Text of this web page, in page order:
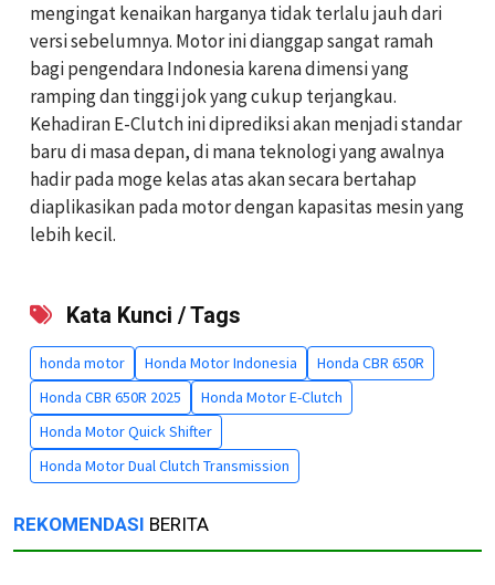
mengingat kenaikan harganya tidak terlalu jauh dari
versi sebelumnya. Motor ini dianggap sangat ramah
bagi pengendara Indonesia karena dimensi yang
ramping dan tinggi jok yang cukup terjangkau.
Kehadiran E-Clutch ini diprediksi akan menjadi standar
baru di masa depan, di mana teknologi yang awalnya
hadir pada moge kelas atas akan secara bertahap
diaplikasikan pada motor dengan kapasitas mesin yang
lebih kecil.
Kata Kunci / Tags
honda motor Honda Motor Indonesia
Honda CBR 650R
Honda CBR 650R 2025
Honda Motor E-Clutch
Honda Motor Quick Shifter
Honda Motor Dual Clutch Transmission
REKOMENDASI BERITA